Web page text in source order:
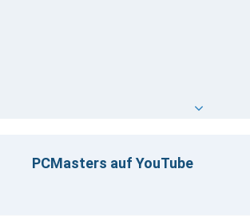
PCMasters auf YouTube
Klicken zum Laden · Erst